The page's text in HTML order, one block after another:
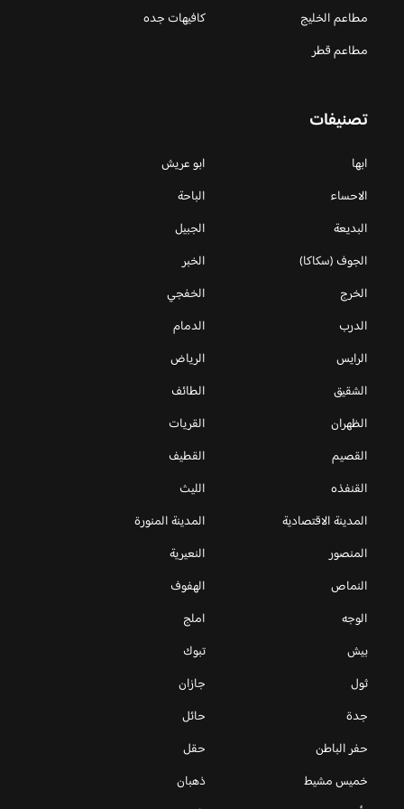
مطاعم الخليج
كافيهات جده
مطاعم قطر
تصنيفات
ابها
ابو عريش
الاحساء
الباحة
البديعة
الجبيل
الجوف (سكاكا)
الخبر
الخرج
الخفجي
الدرب
الدمام
الرايس
الرياض
الشقيق
الطائف
الظهران
القريات
القصيم
القطيف
القنفذه
الليث
المدينة الاقتصادية
المدينة المنورة
المنصور
النعيرية
النماص
الهفوف
الوجه
املج
بيش
تبوك
ثول
جازان
جدة
حائل
حفر الباطن
حقل
خميس مشيط
ذهبان